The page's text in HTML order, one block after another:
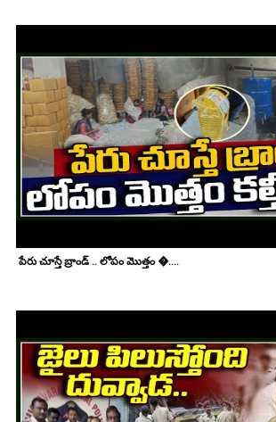
పేరు చూస్తే బ్రాండ్ .. లోపం మొత్తం �....